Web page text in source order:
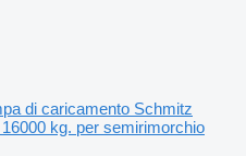
di caricamento Schmitz
kg. per semirimorchio